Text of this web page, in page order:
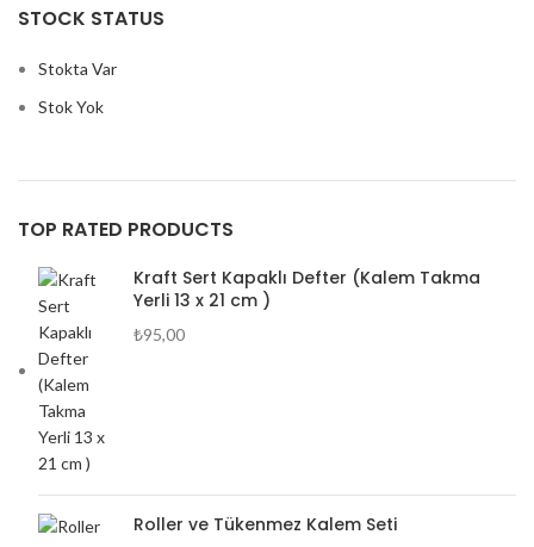
STOCK STATUS
Stokta Var
Stok Yok
TOP RATED PRODUCTS
Kraft Sert Kapaklı Defter (Kalem Takma
Yerli 13 x 21 cm )
₺95,00
Roller ve Tükenmez Kalem Seti